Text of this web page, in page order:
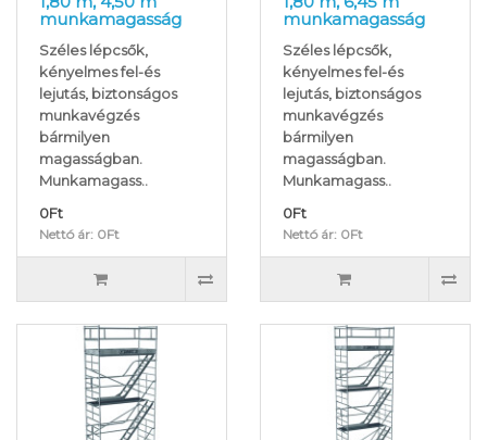
munkamagasság
Széles lépcsők,
kényelmes fel-és
lejutás, biztonságos
munkavégzés
bármilyen
magasságban.
Munkamagass..
0Ft
Nettó ár: 0Ft
munkamagasság
Széles lépcsők,
kényelmes fel-és
lejutás, biztonságos
munkavégzés
bármilyen
magasságban.
Munkamagass..
0Ft
Nettó ár: 0Ft